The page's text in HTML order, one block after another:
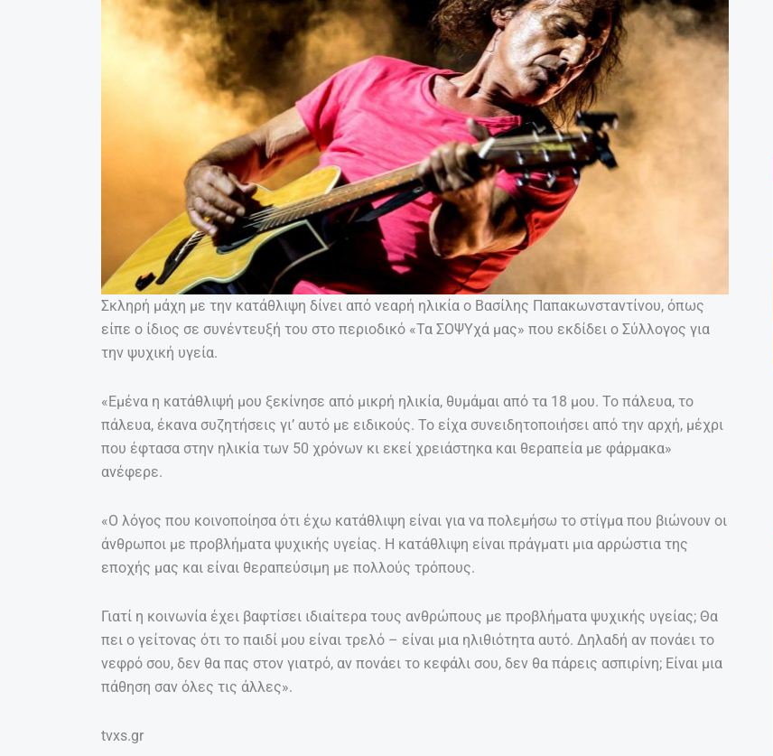
Σκληρή μάχη με την κατάθλιψη δίνει από νεαρή ηλικία ο Βασίλης Παπακωνσταντίνου, όπως
είπε ο ίδιος σε συνέντευξή του στο περιοδικό «Τα ΣΟΨΥχά μας» που εκδίδει ο Σύλλογος για
την ψυχική υγεία.
«Εμένα η κατάθλιψή μου ξεκίνησε από μικρή ηλικία, θυμάμαι από τα 18 μου. Το πάλευα, το
πάλευα, έκανα συζητήσεις γι’ αυτό με ειδικούς. Το είχα συνειδητοποιήσει από την αρχή, μέχρι
που έφτασα στην ηλικία των 50 χρόνων κι εκεί χρειάστηκα και θεραπεία με φάρμακα»
ανέφερε.
«Ο λόγος που κοινοποίησα ότι έχω κατάθλιψη είναι για να πολεμήσω το στίγμα που βιώνουν οι
άνθρωποι με προβλήματα ψυχικής υγείας. Η κατάθλιψη είναι πράγματι μια αρρώστια της
εποχής μας και είναι θεραπεύσιμη με πολλούς τρόπους.
Γιατί η κοινωνία έχει βαφτίσει ιδιαίτερα τους ανθρώπους με προβλήματα ψυχικής υγείας; Θα
πει ο γείτονας ότι το παιδί μου είναι τρελό – είναι μια ηλιθιότητα αυτό. Δηλαδή αν πονάει το
νεφρό σου, δεν θα πας στον γιατρό, αν πονάει το κεφάλι σου, δεν θα πάρεις ασπιρίνη; Είναι μια
πάθηση σαν όλες τις άλλες».
tvxs.gr